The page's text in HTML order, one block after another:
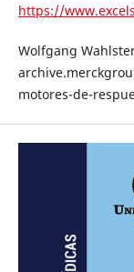
https://
Wolfgang
motores-de-